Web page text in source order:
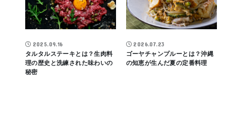
2025.09.16
タルタルステーキとは？生肉料
理の歴史と洗練された味わいの
秘密
2026.07.23
ゴーヤチャンプルーとは？沖縄
の知恵が生んだ夏の定番料理